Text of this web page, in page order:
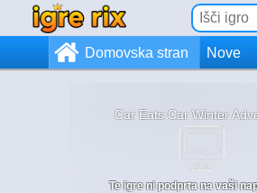
Domovska stran Nove
Car Eats Car Winter
Te igre ni podprta na vaši